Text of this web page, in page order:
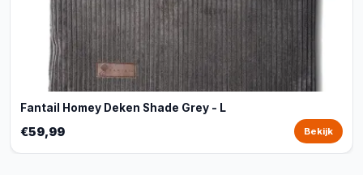
Fantail Homey Deken Shade Grey - L
€59,99 Bekijk